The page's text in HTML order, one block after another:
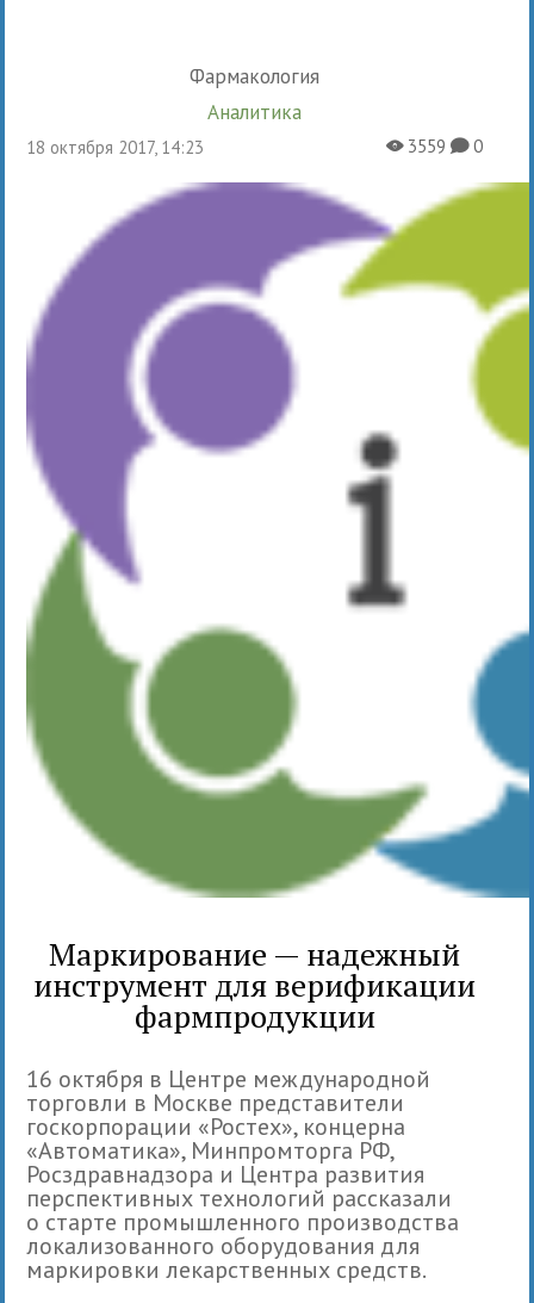
Фармакология
Аналитика
18 октября 2017, 14:23 X3559K0
Маркирование — надежный
инструмент для верификации
фармпродукции
16 октября в Центре международной
торговли в Москве представители
госкорпорации «Ростех», концерна
«Автоматика», Минпромторга РФ,
Росздравнадзора и Центра развития
перспективных технологий рассказали
о старте промышленного производства
локализованного оборудования для
маркировки лекарственных средств.